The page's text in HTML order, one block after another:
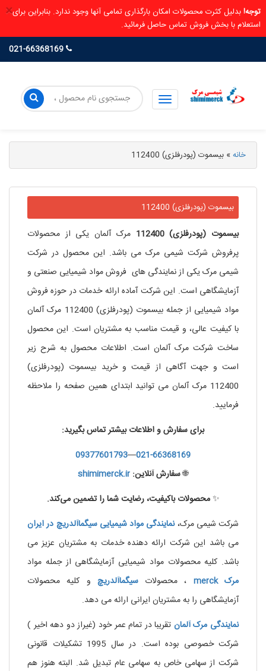
× توجه!بدلیل کثرت محصولات امکان بارگذاری تمامی آنها وجود ندارد. بنابراین برای
استعلام با بخش فروش تماس حاصل فرمائید.
خانه» بیسموت (پودرفلزی) 112400
بیسموت (پودرفلزی) 112400
بیسموت (پودرفلزی) 112400 مرک آلمان یکی از محصولات
پرفروش شرکت شیمی مرک می باشد. این محصول در شرکت
شیمی مرک یکی از نمایندگی های فروش مواد شیمیایی صنعتی و
آزمایشگاهی است. این شرکت آماده ارائه خدمات در حوزه فروش
مواد شیمیایی از جمله بیسموت (پودرفلزی) 112400 مرک آلمان
با کیفیت عالی، و قیمت مناسب به مشتریان است. این محصول
ساخت شرکت مرک آلمان است. اطلاعات محصول به شرح زیر
است و جهت آگاهی از قیمت و خرید بیسموت (پودرفلزی)
112400 مرک آلمان می توانید ابتدای همین صفحه را ملاحظه
فرمایید.
برای سفارش و اطلاعات بیشتر تماس بگیرید:
021-66368169
—
09377601793
🌐سفارش آنلاین: shimimerck.ir
✨محصولات باکیفیت، رضایت شما را تضمین می‌کند.
شرکت شیمی مرک،نمایندگی موادشیمیایی سیگماآلدریچ درایران
می باشد این شرکت ارائه دهنده خدمات به مشتریان عزیز می
باشد. کلیه محصولات مواد شیمیایی آزمایشگاهی از جمله مواد
مرک merck ، محصولاتسیگماآلدریچ و کلیه محصولات
آزمایشگاهی را به مشتریان ایرانی ارائه می دهد.
نمایندگی مرکآلمان تقریبا در تمام عمر خود (غیراز دو دهه اخیر )
شرکت خصوصی بوده است. در سال 1995 تشکیلات قانونی
شرکت از سهامی خاص به سهامی عام تبدیل شد. البته هنوز هم